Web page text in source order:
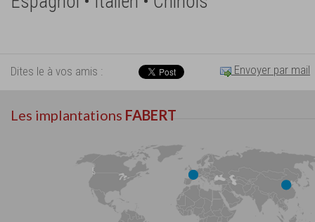
Dites le à vos amis : Envoyer par mail
Les implantations FABERT